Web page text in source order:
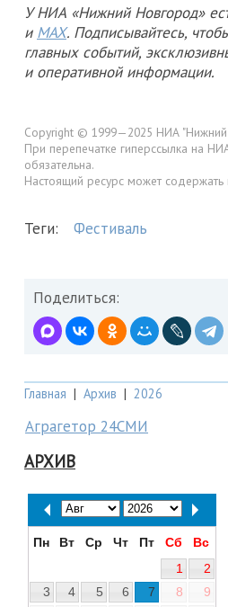
У НИА «Нижний Новгород»
и MAX. Подписывайтесь,
главных событий,
и оперативной информации.
Copyright © 1999—2025 НИА
При перепечатке гиперссылка на
обязательна.
Настоящий ресурс может
Теги: Фестиваль
Поделиться:
Главная | Архив | 2026
Аграгетор 24СМИ
АРХИВ
Пн Вт Ср Чт Пт Сб
Вс
1
2
3
4 5 6 7 8
9